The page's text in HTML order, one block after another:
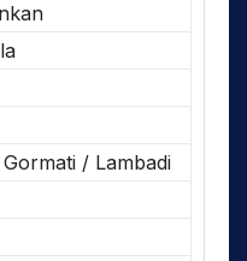
/ Lambadi